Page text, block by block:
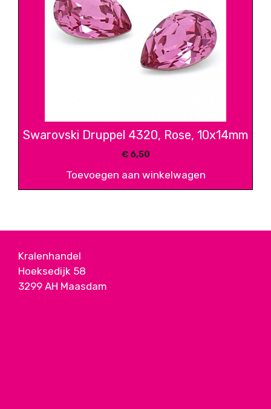
Swarovski Druppel 4320, Rose, 10x14mm
€6,50
Toevoegen aan winkelwagen
Kralenhandel
Hoeksedijk 58
3299 AH Maasdam